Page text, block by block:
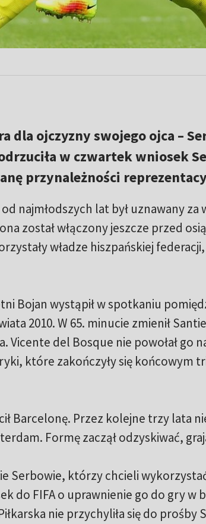
dla ojczyzny swojego ojca –
w czwartek wniosek
przynależności
najmłodszych lat był uznawany
został włączony jeszcze przed
władze hiszpańskiej
Bojan wystąpił w spotkaniu
2010. W 65. minucie zmienił
Vicente del Bosque nie powołał go
które zakończyły się końcowym
Barcelonę. Przez kolejne trzy lata
Formę zaczął odzyskiwać,
Serbowie, którzy chcieli
do FIFA o uprawnienie go do gry w
nie przychyliła się do prośby